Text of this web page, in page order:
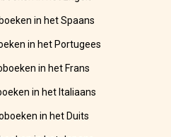
in het Spaans
in het Portugees
in het Frans
in het Italiaans
in het Duits